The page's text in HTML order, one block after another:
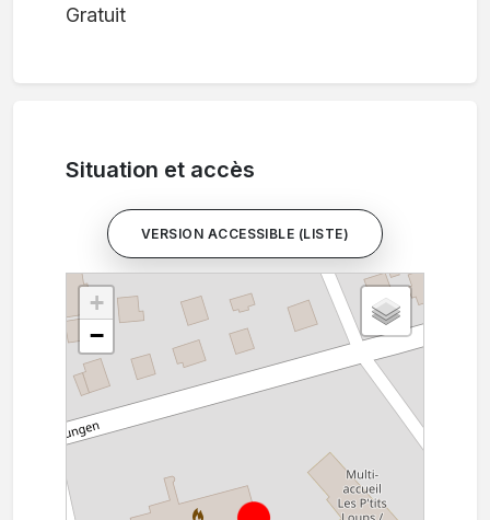
Gratuit
Situation et accès
VERSION ACCESSIBLE (LISTE)
+
−